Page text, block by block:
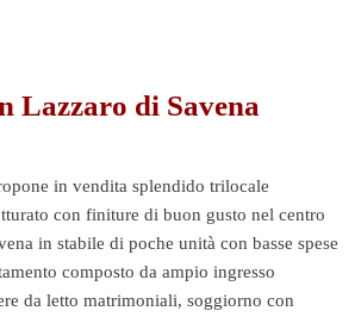
Lazzaro di Savena
in vendita splendido trilocale
con finiture di buon gusto nel centro
in stabile di poche unità con basse spese
composto da ampio ingresso
da letto matrimoniali, soggiorno con